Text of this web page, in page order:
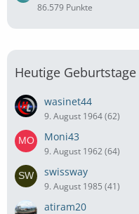
86.579 Punkte
Heutige Geburtstage
wasinet44
9. August 1964 (62)
Moni43
9. August 1962 (64)
swissway
9. August 1985 (41)
atiram20